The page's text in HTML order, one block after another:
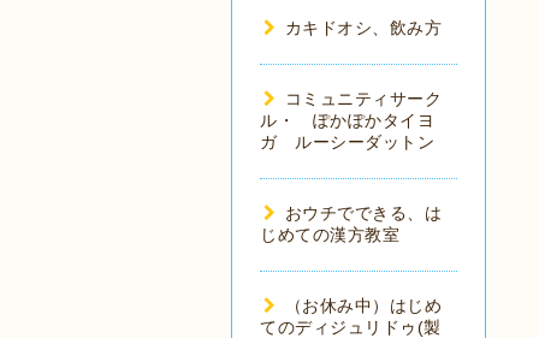
カキドオシ、飲み方
コミュニティサーク
ル・ ぽかぽかタイヨ
ガ ルーシーダットン
おウチでできる、は
じめての漢方教室
（お休み中）はじめ
てのディジュリドゥ(製